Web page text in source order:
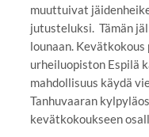
muuttuivat
jutusteluksi. Tämän
lounaan.
urheiluopiston Espilä
mahdollisuus käydä
Tanhuvaaran
kevätkokoukseen